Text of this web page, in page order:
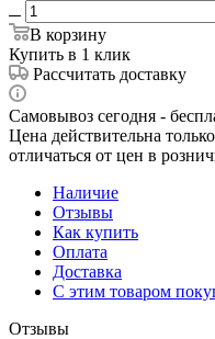
В корзину
Купить в 1 клик
Рассчитать доставку
Самовывоз сегодня -
Цена действительна
отличаться от цен в
Наличие
Отзывы
Как купить
Оплата
Доставка
С этим товаром
Отзывы